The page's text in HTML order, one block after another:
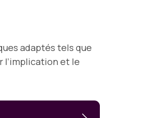
adaptés tels que
l’implication et le